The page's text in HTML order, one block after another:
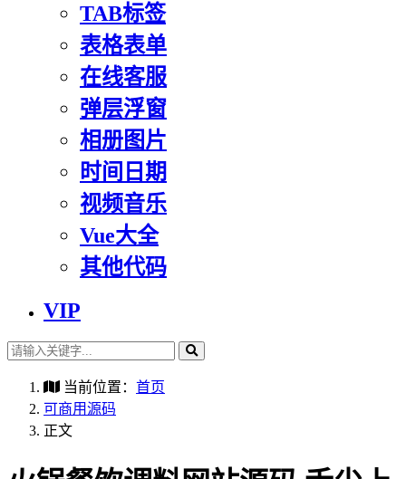
TAB标签
表格表单
在线客服
弹层浮窗
相册图片
时间日期
视频音乐
Vue大全
其他代码
VIP
当前位置： 首页
可商用源码
正文